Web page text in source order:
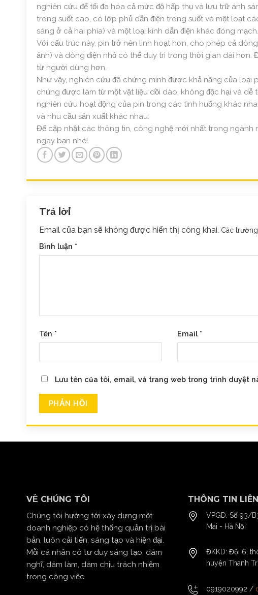
nghiên cứu để tối đa hóa cả mức độ hấp thụ và lưu trữ ánh
trong suốt cao, có lớp phủ dẫn điện trong suốt và một loạt
sáng ở cả hai phía) và một loại kính dẫn điện khác đóng mạch.
Với cấu trúc này, pin trở nên linh hoạt hơn, cho phép cả
ảnh) và dòng điện nhỏ có thể duy trì trong thời gian dài
từ người dùng hơn.
Như vậy, nghiên cứu đã chứng minh được khả năng của loại
chúng được làm từ một vật liệu dồi dào, không độc hại và
nghiên cứu hoạt động của pin trong các tình huống khác
và nhu cầu sản xuất khác nhau.
Để cập nhật các thông tin, công nghệ mới nhất trong
ngay bạn nhé!
Trả lời
Email của bạn sẽ không được hiển thị công khai. Các
Bình luận *
Tên * Email *
Lưu tên của tôi, email, và trang web trong trình duyệt
VỀ CHÚNG TÔI
Chúng tôi hướng tới xây dựng một
doanh nghiệp có hệ thống quản trị bài
bản, luôn cải tiến, sáng tạo và hiện đại.
Mỗi cá nhân có tư duy sáng tạo, dám
nghĩ, dám làm, dám chịu trách nhiệm
trong công việc.
THÔNG TIN
VPGD: Số 93/
Mai - Hà Nội
ĐKKD: Đội 6,
huyện Thanh
0919020992 /